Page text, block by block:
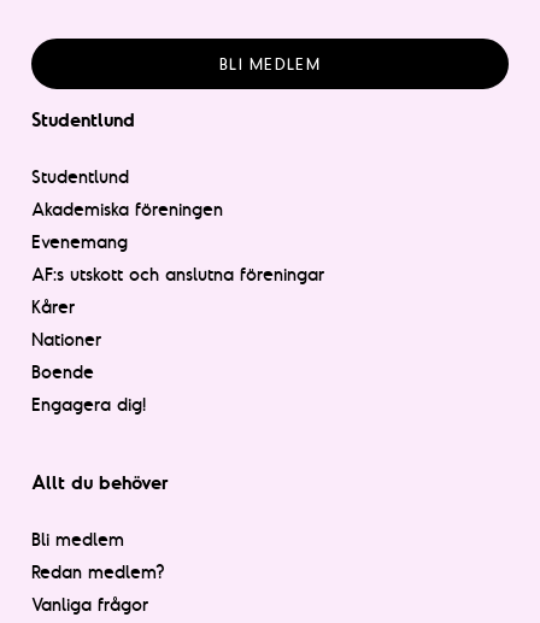
BLI MEDLEM
Studentlund
Studentlund
Akademiska föreningen
Evenemang
AF:s utskott och anslutna föreningar
Kårer
Nationer
Boende
Engagera dig!
Allt du behöver
Bli medlem
Redan medlem?
Vanliga frågor